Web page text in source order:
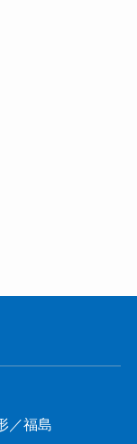
／福島